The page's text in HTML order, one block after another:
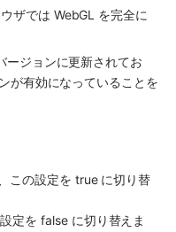
ザでは WebGL を完全に
ージョンに更新されてお
が有効になっていることを
この設定を true に切り替
定を false に切り替えま